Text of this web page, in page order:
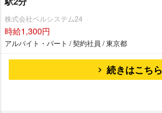
株式会社ベルシステム24
時給1,300円
アルバイト・パート / 契約社員 / 東京都
続きはこちら